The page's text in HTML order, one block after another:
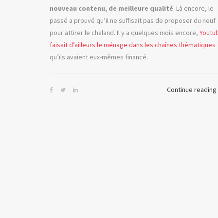
nouveau contenu, de meilleure qualité. Là encore, le
passé a prouvé qu’il ne suffisait pas de proposer du neuf
pour attirer le chaland. Il y a quelques mois encore,
faisait d’ailleurs le ménage dans les chaînes thématiques
qu’ils avaient eux-mêmes financé.
Continue reading